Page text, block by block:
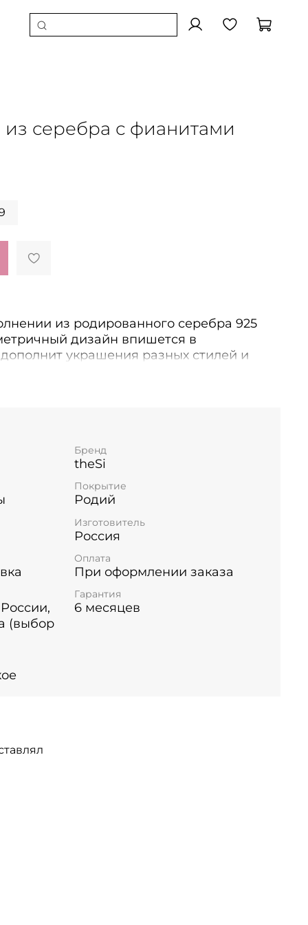
серебра с фианитами
из родированного серебра 925
дизайн впишется в
украшения разных стилей и
Бренд
theSi
Покрытие
Родий
Изготовитель
Россия
Оплата
При оформлении заказа
(выбор
Гарантия
6 месяцев